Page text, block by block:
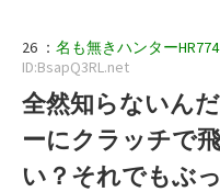
26 ： 名も無きハンターHR774
ID:BsapQ3RL.net
全然知らないん
ーにクラッチで
い？それでもぶ